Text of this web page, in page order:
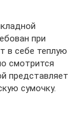
при
в себе теплую
смотрится
представляет
сумочку.